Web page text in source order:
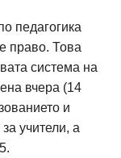
педагогика
право. Това
система на
вчера (14
и
учители, а